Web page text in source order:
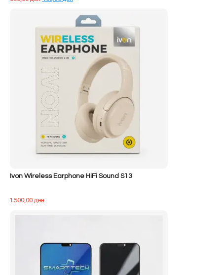
tanishëm
është:
Ivon Wireless Earphone HiFi Sound S13
1.500,00ден